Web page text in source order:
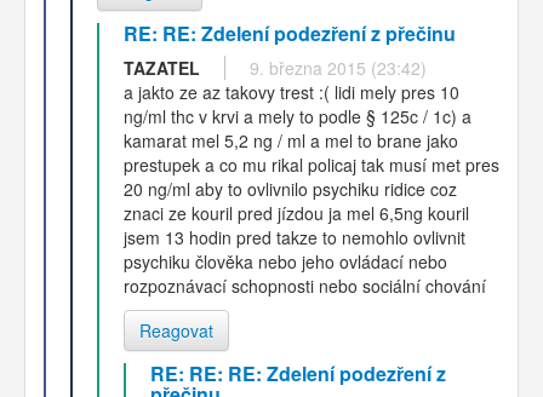
RE: RE: Zdelení podezření z přečinu
TAZATEL
9. března 2015 (23:42)
a jakto ze az takovy trest :( lidi mely pres 10
ng/ml thc v krvi a mely to podle § 125c / 1c) a
kamarat mel 5,2 ng / ml a mel to brane jako
prestupek a co mu rikal policaj tak musí met pres
20 ng/ml aby to ovlivnilo psychiku ridice coz
znaci ze kouril pred jízdou ja mel 6,5ng kouril
jsem 13 hodin pred takze to nemohlo ovlivnit
psychiku člověka nebo jeho ovládací nebo
rozpoznávací schopnosti nebo sociální chování
Reagovat
RE: RE: RE: Zdelení podezření z